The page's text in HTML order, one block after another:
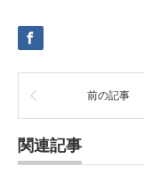
前の記事
関連記事